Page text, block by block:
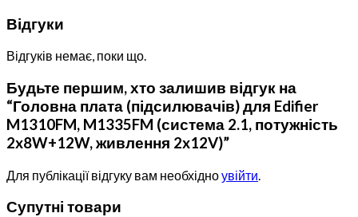
Відгуки
Відгуків немає, поки що.
Будьте першим, хто залишив відгук на
“Головна плата (підсилювачів) для Edifier
M1310FM, M1335FM (система 2.1, потужність
2x8W+12W, живлення 2x12V)”
Для публікації відгуку вам необхідноувійти
Супутні товари